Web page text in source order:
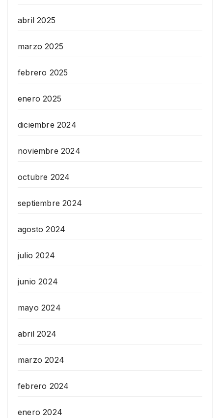
abril 2025
marzo 2025
febrero 2025
enero 2025
diciembre 2024
noviembre 2024
octubre 2024
septiembre 2024
agosto 2024
julio 2024
junio 2024
mayo 2024
abril 2024
marzo 2024
febrero 2024
enero 2024